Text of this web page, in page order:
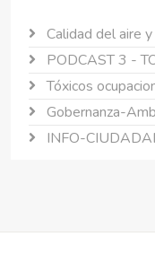
Calidad del aire
PODCAST 3 -
Tóxicos
Gobernanza-
INFO-